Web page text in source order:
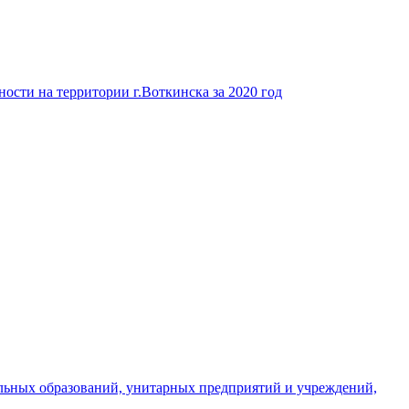
на территории г.Воткинска за 2020 год
образований, унитарных предприятий и учреждений,